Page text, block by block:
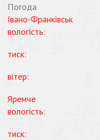
Погода
Івано-Франківськ
вологість:
тиск:
вітер:
Яремче
вологість:
тиск: